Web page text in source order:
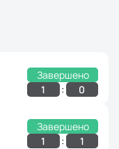
Завершено
1 : 0
Завершено
1 : 1